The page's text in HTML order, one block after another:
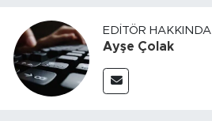
EDITÖR HAKKINDA
Ayşe Çolak